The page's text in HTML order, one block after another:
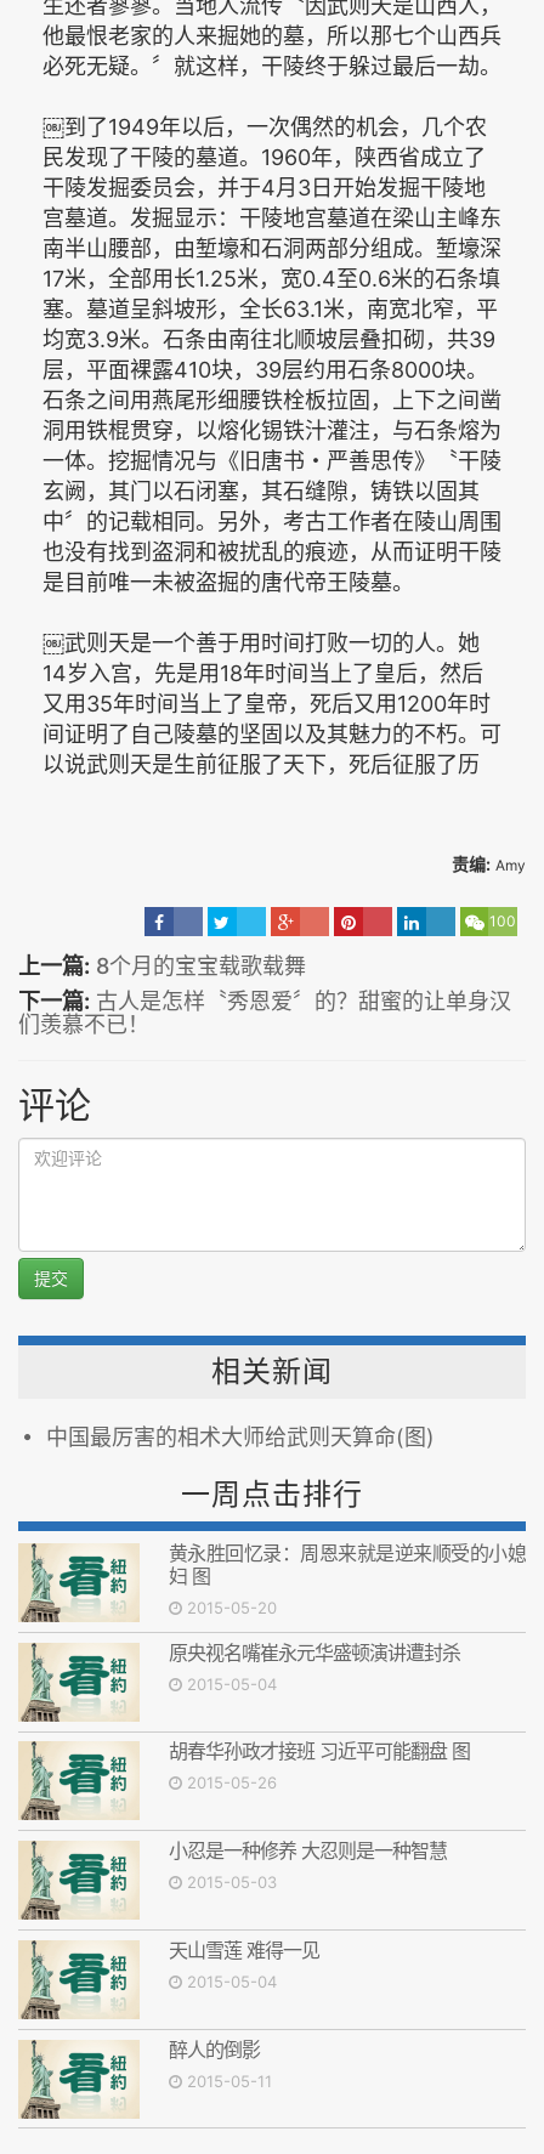
生还者寥寥。当地人流传〝因武则天是山西人，
他最恨老家的人来掘她的墓，所以那七个山西兵
必死无疑。〞就这样，干陵终于躲过最后一劫。
￼到了1949年以后，一次偶然的机会，几个农
民发现了干陵的墓道。1960年，陕西省成立了
干陵发掘委员会，并于4月3日开始发掘干陵地
宫墓道。发掘显示：干陵地宫墓道在梁山主峰东
南半山腰部，由堑壕和石洞两部分组成。堑壕深
17米，全部用长1.25米，宽0.4至0.6米的石条填
塞。墓道呈斜坡形，全长63.1米，南宽北窄，平
均宽3.9米。石条由南往北顺坡层叠扣砌，共39
层，平面裸露410块，39层约用石条8000块。
石条之间用燕尾形细腰铁栓板拉固，上下之间凿
洞用铁棍贯穿，以熔化锡铁汁灌注，与石条熔为
一体。挖掘情况与《旧唐书・严善思传》〝干陵
玄阙，其门以石闭塞，其石缝隙，铸铁以固其
中〞的记载相同。另外，考古工作者在陵山周围
也没有找到盗洞和被扰乱的痕迹，从而证明干陵
是目前唯一未被盗掘的唐代帝王陵墓。
￼武则天是一个善于用时间打败一切的人。她
14岁入宫，先是用18年时间当上了皇后，然后
又用35年时间当上了皇帝，死后又用1200年时
间证明了自己陵墓的坚固以及其魅力的不朽。可
以说武则天是生前征服了天下，死后征服了历
责编: Amy
100
上一篇: 8个月的宝宝载歌载舞
下一篇: 古人是怎样〝秀恩爱〞的？甜蜜的让单身汉
们羡慕不已！
评论
提交
相关新闻
中国最厉害的相术大师给武则天算命(图)
一周点击排行
黄永胜回忆录：周恩来就是逆来顺受的小媳
妇 图
2015-05-20
原央视名嘴崔永元华盛顿演讲遭封杀
2015-05-04
胡春华孙政才接班 习近平可能翻盘 图
2015-05-26
小忍是一种修养 大忍则是一种智慧
2015-05-03
天山雪莲 难得一见
2015-05-04
醉人的倒影
2015-05-11